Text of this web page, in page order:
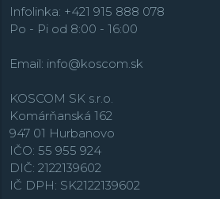
Infolinka: +421 915 888 078
Po - Pi od 8:00 - 16:00
Email: info@koscom.sk
KOSCOM SK s.r.o.
Komárňanská 162
947 01 Hurbanovo
IČO: 55 955 924
DIČ: 2122139602
IČ DPH: SK2122139602